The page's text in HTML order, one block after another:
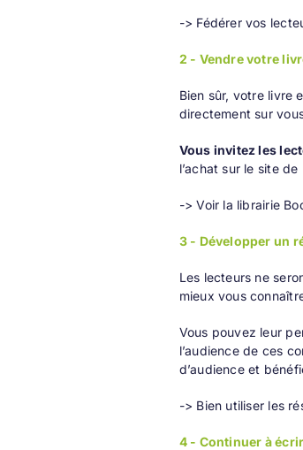
-> Fédérer vos
2 - Vendre votre
Bien sûr, votre livre
directement sur
Vous invitez les
l’achat sur le site
-> Voir la librairie
3 - Développer un
Les lecteurs ne
mieux vous
Vous pouvez leur
l’audience de ces
d’audience et
-> Bien utiliser les
4 - Continuer à